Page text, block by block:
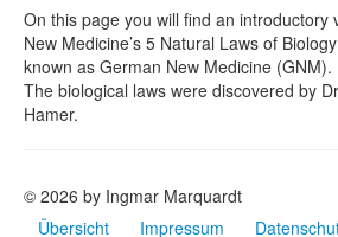
On this page you will find an introductory
New Medicine’s 5 Natural Laws of
known as German New Medicine (GNM).
The biological laws were discovered by
Hamer.
© 2026 by Ingmar Marquardt
Übersicht
Impressum